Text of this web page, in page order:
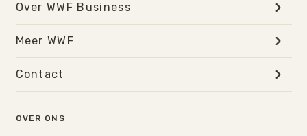
OVER ONS
Over WWF Business
Meer WWF
Contact